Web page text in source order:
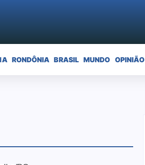
RONDÔNIA BRASIL MUNDO OPINIÃO